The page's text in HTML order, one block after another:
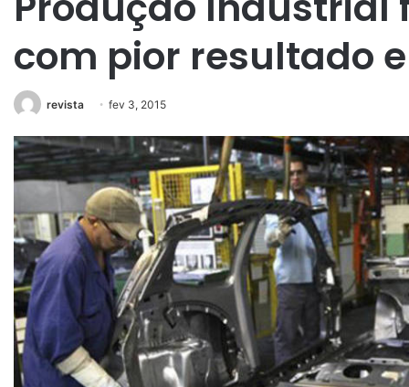
com pior resultado
revista fev 3, 2015